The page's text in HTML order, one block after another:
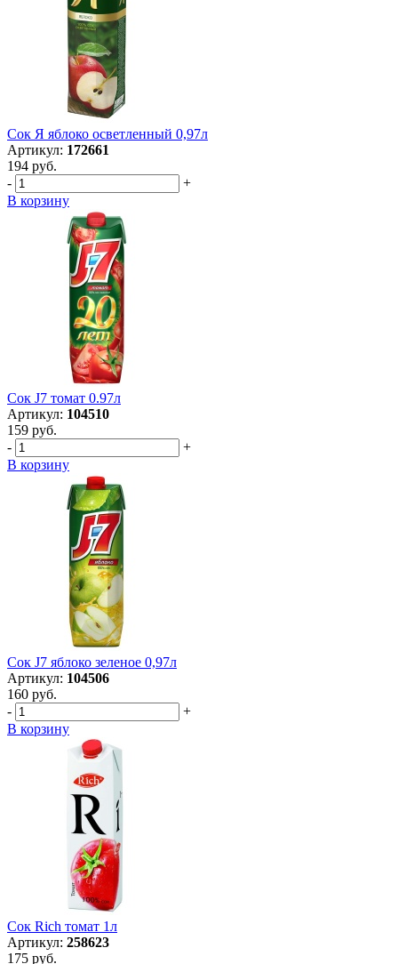
Сок Я яблоко осветленный 0,97л
Артикул: 172661
194 руб.
-
+
В корзину
Сок J7 томат 0.97л
Артикул: 104510
159 руб.
-
+
В корзину
Сок J7 яблоко зеленое 0,97л
Артикул: 104506
160 руб.
-
+
В корзину
Сок Rich томат 1л
Артикул: 258623
175 руб.